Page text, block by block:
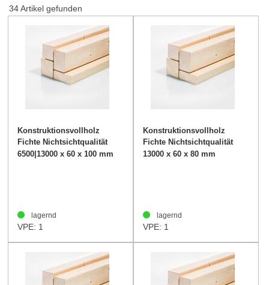
34Artikel gefunden
Konstruktionsvollholz
Fichte Nichtsichtqualität
60/100mm
6500|13000 x 60 x 100 mm
lagernd
VPE: 1
Konstruktionsvollholz
Fichte Nichtsichtqualität
60/80mm
13000 x 60 x 80 mm
lagernd
VPE: 1